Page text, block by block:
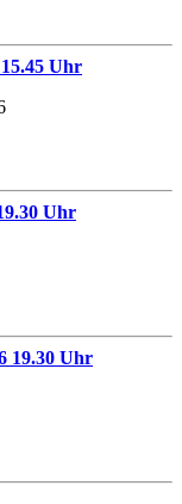
Uhr
Uhr
19.30 Uhr